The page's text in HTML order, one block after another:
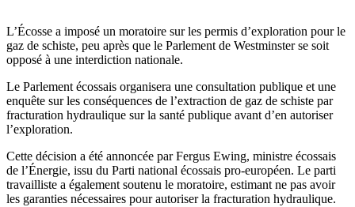
L’Écosse a imposé un moratoire sur les permis d’exploration pour le
gaz de schiste, peu après que le Parlement de Westminster se soit
opposé à une interdiction nationale.
Le Parlement écossais organisera une consultation publique et une
enquête sur les conséquences de l’extraction de gaz de schiste par
fracturation hydraulique sur la santé publique avant d’en autoriser
l’exploration.
Cette décision a été annoncée par Fergus Ewing, ministre écossais
de l’Énergie, issu du Parti national écossais pro-européen. Le parti
travailliste a également soutenu le moratoire, estimant ne pas avoir
les garanties nécessaires pour autoriser la fracturation hydraulique.